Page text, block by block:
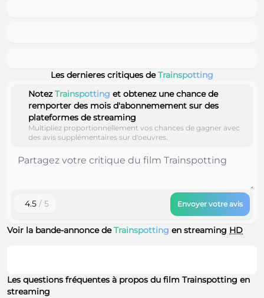
Les dernieres critiques deTrainspotting
NotezTrainspotting et obtenez une chance de
remporter des mois d'abonnemement sur des
plateformes de streaming
Multipliez proportionnellement vos chances de gagner avec
des avis supplémentaires sur d'oeuvres.
4.5 / 5 Envoyer votre avis
Voir la bande-annonce deTrainspotting en streaming HD
Les questions fréquentes à propos du film Trainspotting en
streaming